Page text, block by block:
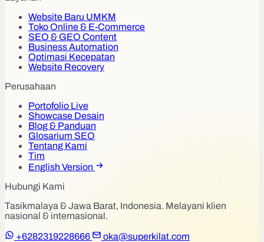
Website Baru UMKM
Toko Online & E-Commerce
SEO & GEO Content
Business Automation
Optimasi Kecepatan
Website Recovery
Perusahaan
Portofolio Live
Showcase Desain
Blog & Panduan
Glosarium SEO
Tentang Kami
Tim
English Version
Hubungi Kami
Tasikmalaya & Jawa Barat, Indonesia. Melayani klien
nasional & internasional.
+6282319228666
oka@superkilat.com